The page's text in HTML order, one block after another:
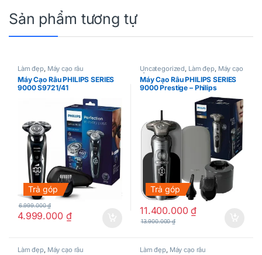
Sản phẩm tương tự
Làm đẹp, Máy cạo râu
Máy Cạo Râu PHILIPS SERIES
9000 S9721/41
Trả góp
4.999.000 ₫
6.999.000₫
Uncategorized, Làm đẹp, Máy cạo
râu
Máy Cạo Râu PHILIPS SERIES
9000 Prestige – Philips
Trả góp
11.400.000₫
13.900.000₫
Làm đẹp, Máy cạo râu Làm đẹp, Máy cạo râu